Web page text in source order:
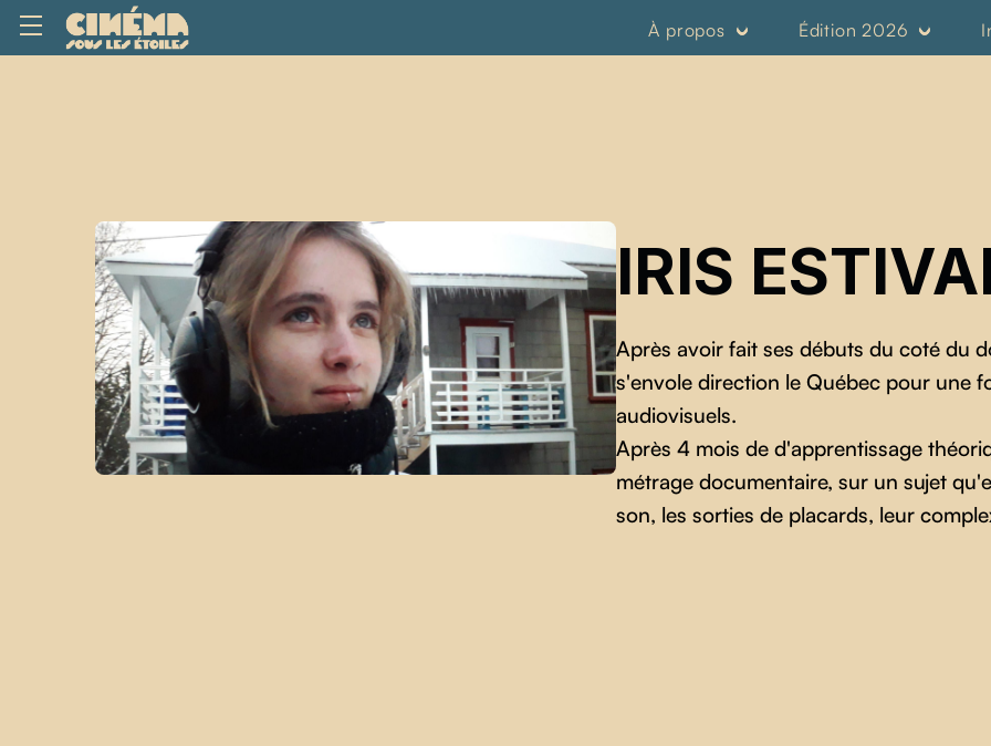
À propos Édition 2026
IRIS
Après avoir fait ses débuts du coté du
s'envole direction le Québec pour une
audiovisuels.
Après 4 mois de d'apprentissage
métrage documentaire, sur un sujet
son, les sorties de placards, leur